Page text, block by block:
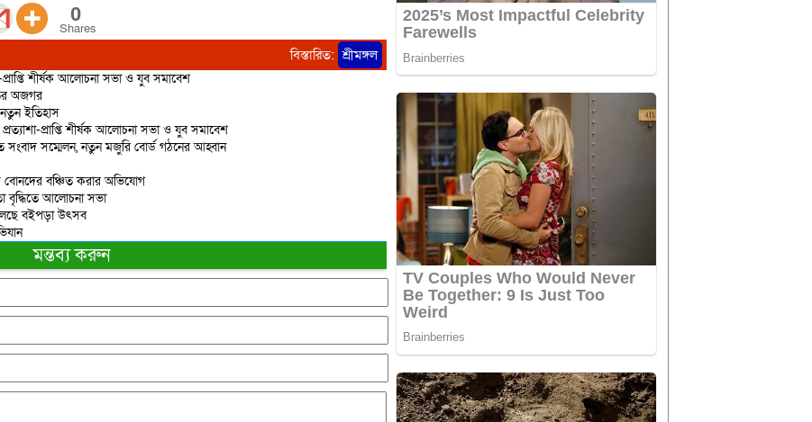
0
Shares
বিস্তারিত: শ্রীমঙ্গল
শীর্ষক আলোচনা সভা ও যুব সমাবেশ
অজগর
নতুন ইতিহাস
প্রাপ্তি শীর্ষক আলোচনা সভা ও যুব সমাবেশ
সংবাদ সম্মেলন, নতুন মজুরি বোর্ড গঠনের আহ্বান
বোনদের বঞ্চিত করার অভিযোগ
বৃদ্ধিতে আলোচনা সভা
চলছে বইপড়া উৎসব
মন্তব্য করুন